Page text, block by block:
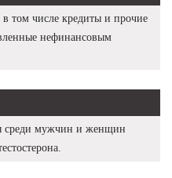
том числе кредиты и прочие
нефинансовым
среди мужчин и женщин